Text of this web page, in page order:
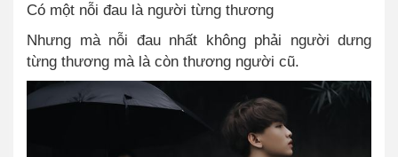
Có một nỗi đau là người từng thương
Nhưng mà nỗi đau nhất không phải người dưng
từng thương mà là còn thương người cũ.